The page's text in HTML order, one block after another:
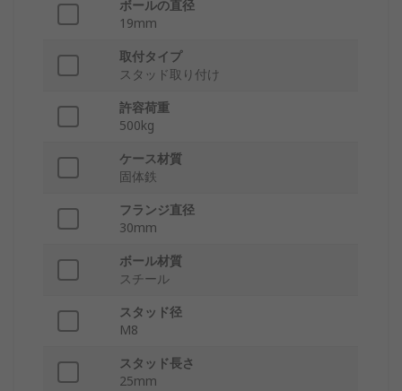
ボールの直径
19mm
取付タイプ
スタッド取り付け
許容荷重
500kg
ケース材質
固体鉄
フランジ直径
30mm
ボール材質
スチール
スタッド径
M8
スタッド長さ
25mm